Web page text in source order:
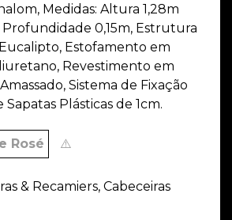
Medidas: Altura 1,28m
0,15m, Estrutura
Estofamento em
Revestimento em
Sistema de Fixação
Sapatas Plásticas de 1cm.
Rosé ⚠️
& Recamiers, Cabeceiras